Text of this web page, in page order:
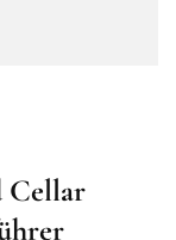
Cellar